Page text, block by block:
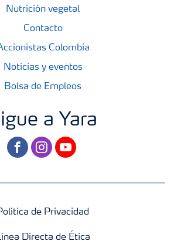
Nutrición vegetal
Contacto
Colombia
Noticias y eventos
Bolsa de Empleos
a Yara
facebookinstagram
youtube
de Privacidad
Directa de Ética